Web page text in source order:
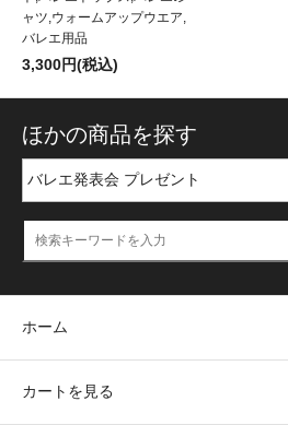
ャツ,ウォームアップウエア,
バレエ用品
3,300円(税込)
ほかの商品を探す
ホーム
カートを見る